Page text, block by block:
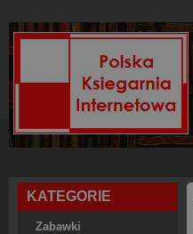
KATEGORIE
Zabawki